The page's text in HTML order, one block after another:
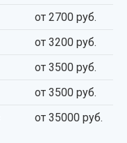
от 2700 руб.
от 3200 руб.
от 3500 руб.
от 3500 руб.
от 35000 руб.